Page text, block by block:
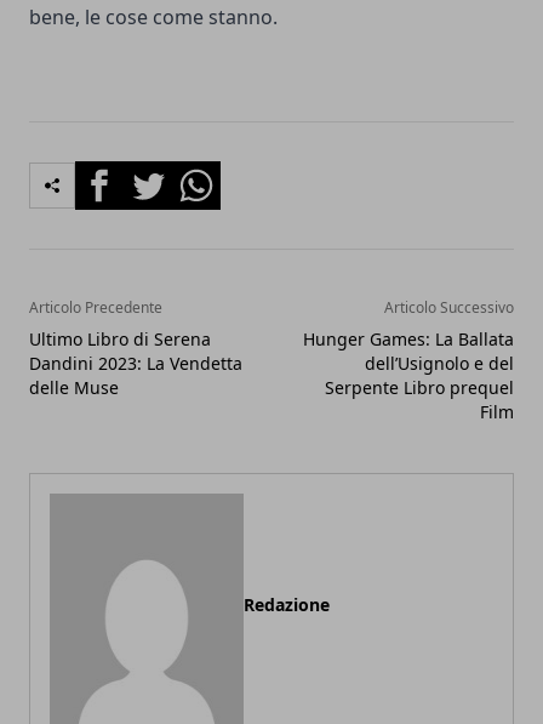
bene, le cose come stanno.
FacebookTwitterWhatsapp
Articolo Precedente
Ultimo Libro di Serena
Dandini 2023: La Vendetta
delle Muse
Articolo Successivo
Hunger Games: La Ballata
dell’Usignolo e del
Serpente Libro prequel
Film
Redazione